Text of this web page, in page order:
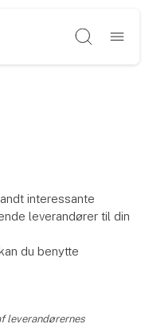
Søg
interessante
leverandører til din
du benytte
leverandørernes